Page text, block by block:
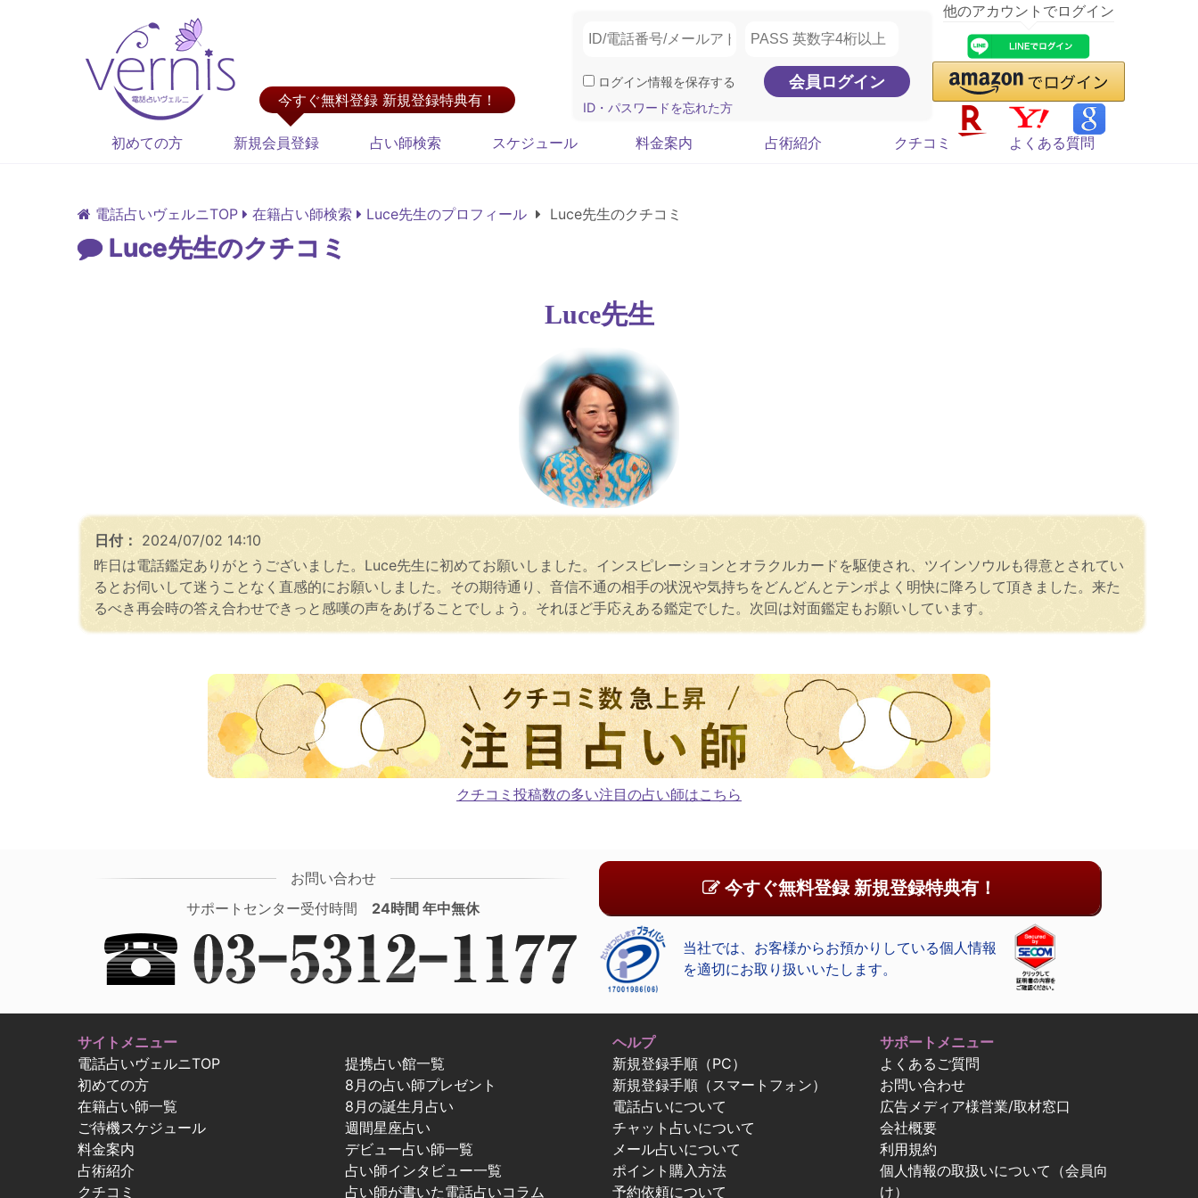
今すぐ無料登録 新規登録特典有！
ログイン情報を保存する
ID・パスワードを忘れた方
他のアカウントでログイン
初めての方 新規会員登録 占い師検索 スケジュール 料金案内 占術紹介 クチコミ よくある質問
電話占いヴェルニTOP 在籍占い師検索 Luce先生のプロフィール Luce先生のクチコミ
Luce先生のクチコミ
Luce先生
日付： 2024/07/02 14:10
昨日は電話鑑定ありがとうございました。Luce先生に初めてお願いしました。インスピレーションとオラクルカードを駆使され、ツインソウルも得意とされてい
るとお伺いして迷うことなく直感的にお願いしました。その期待通り、音信不通の相手の状況や気持ちをどんどんとテンポよく明快に降ろして頂きました。来た
るべき再会時の答え合わせできっと感嘆の声をあげることでしょう。それほど手応えある鑑定でした。次回は対面鑑定もお願いしています。
クチコミ投稿数の多い注目の占い師はこちら
お問い合わせ
サポートセンター受付時間 24時間 年中無休
今すぐ無料登録 新規登録特典有！
当社では、お客様からお預かりしている個人情報
を適切にお取り扱いいたします。
サイトメニュー
電話占いヴェルニTOP
初めての方
在籍占い師一覧
ご待機スケジュール
料金案内
占術紹介
クチコミ
提携占い館一覧
8月の占い師プレゼント
8月の誕生月占い
週間星座占い
デビュー占い師一覧
占い師インタビュー一覧
占い師が書いた電話占いコラム
ヘルプ
新規登録手順（PC）
新規登録手順（スマートフォン）
電話占いについて
チャット占いについて
メール占いについて
ポイント購入方法
予約依頼について
サポートメニュー
よくあるご質問
お問い合わせ
広告メディア様営業/取材窓口
会社概要
利用規約
個人情報の取扱いについて（会員向
け）